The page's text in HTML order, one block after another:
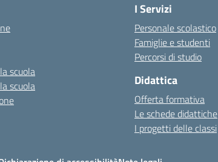
scuola
scuola
I Servizi
Personale scolastico
Famiglie e studenti
Percorsi di studio
Didattica
Offerta formativa
Le schede didattiche
I progetti delle classi